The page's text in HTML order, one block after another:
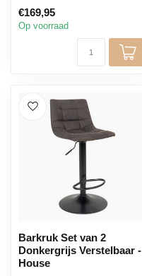
€169,95
Op voorraad
Barkruk Set van 2
Donkergrijs Verstelbaar -
House